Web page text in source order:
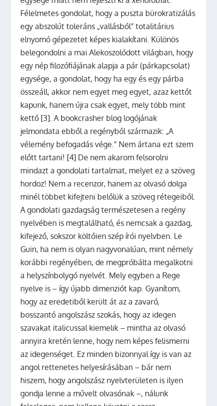
Félelmetes gondolat, hogy a puszta bürokratizálás
egy abszolút toleráns „vallásból” totalitárius
elnyomó gépezetet képes kialakítani. Különös
belegondolni a mai Alekoszolódott világban, hogy
egy nép filozófiájának alapja a pár (párkapcsolat)
egysége, a gondolat, hogy ha egy és egy párba
összeáll, akkor nem egyet meg egyet, azaz kettőt
kapunk, hanem újra csak egyet, mely több mint
kettő [3]. A bookcrasher blog logójának
jelmondata ebből a regényből származik: „A
vélemény befogadás vége.” Nem ártana ezt szem
előtt tartani! [4] De nem akarom felsorolni
mindazt a gondolati tartalmat, melyet ez a szöveg
hordoz! Nem a recenzor, hanem az olvasó dolga
minél többet kifejteni belőlük a szöveg rétegeiből.
A gondolati gazdagság természetesen a regény
nyelvében is megtalálható, és nemcsak a gazdag,
kifejező, sokszor költőien szép írói nyelvben. Le
Guin, ha nem is olyan nagyvonalúan, mint némely
korábbi regényében, de megpróbálta megalkotni
a helyszínbolygó nyelvét. Mely egyben a Rege
nyelve is – így újabb dimenziót kap. Gyanítom,
hogy az eredetiből került át az a zavaró,
bosszantó angolszász szokás, hogy az idegen
szavakat italicussal kiemelik – mintha az olvasó
annyira kretén lenne, hogy nem képes felismerni
az idegenséget. Ez minden bizonnyal így is van az
angol rettenetes helyesírásában – bár nem
hiszem, hogy angolszász nyelvterületen is ilyen
gondja lenne a művelt olvasónak –, nálunk